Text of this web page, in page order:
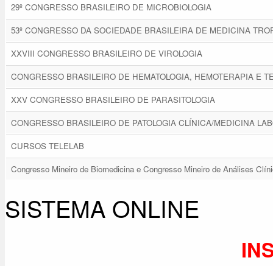
29º CONGRESSO BRASILEIRO DE MICROBIOLOGIA
53º CONGRESSO DA SOCIEDADE BRASILEIRA DE MEDICINA
XXVIII CONGRESSO BRASILEIRO DE VIROLOGIA
CONGRESSO BRASILEIRO DE HEMATOLOGIA, HEMOTERAPIA E
XXV CONGRESSO BRASILEIRO DE PARASITOLOGIA
CONGRESSO BRASILEIRO DE PATOLOGIA CLÍNICA/MEDICINA
CURSOS TELELAB
Congresso Mineiro de Biomedicina e Congresso Mineiro de Análises
SISTEMA ONLINE